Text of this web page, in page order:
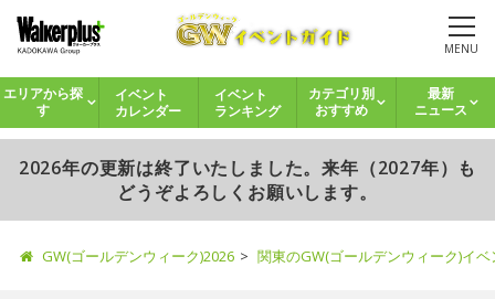
MENU
エリアから探
す
イベント
カレンダー
イベント
ランキング
カテゴリ別
おすすめ
最新
ニュース
2026年の更新は終了いたしました。来年（2027年）も
どうぞよろしくお願いします。
GW(ゴールデンウィーク)2026 関東のGW(ゴールデンウィーク)イ